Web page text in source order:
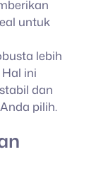
untuk
lebih
ini
dan
pilih.